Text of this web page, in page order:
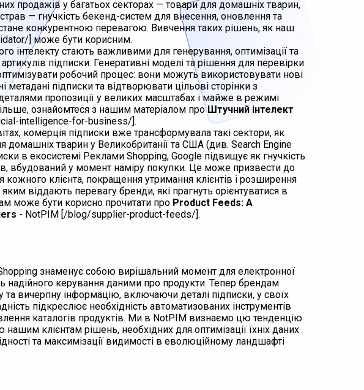
продажів у багатьох секторах — товари для домашніх тварин,
страв — гнучкість бекенд-систем для внесення, оновлення та
конкурентною перевагою. Вивчення таких рішень, як наш
] може бути корисним.
інтелекту стають важливими для генерування, оптимізації та
підписки. Генеративні моделі та рішення для перевірки
робочий процес: вони можуть використовувати нові
метадані підписки та відтворювати цільові сторінки з
пропозиції у великих масштабах і майже в режимі
ознайомтеся з нашим матеріалом проШтучний інтелект
intelligence-for-business/].
комерція підписки вже трансформувала такі сектори, як
домашніх тварин у Великобританії та США (див. Search Engine
в екосистемі Реклами Shopping, Google підвищує як гнучкість
вбудований у момент наміру покупки. Це може призвести до
кожного клієнта, покращення утримання клієнтів і розширення
віддають перевагу бренди, які прагнуть орієнтуватися в
може бути корисно прочитати про Product Feeds: A
- NotPIM [/blog/supplier-product-feeds/].
знаменує собою вирішальний момент для електронної
надійного керування даними про продукти. Тепер брендам
та вичерпну інформацію, включаючи деталі підписки, у своїх
підкреслює необхідність автоматизованих інструментів
каталогів продуктів. Ми в NotPIM визнаємо цю тенденцію
клієнтам рішень, необхідних для оптимізації їхніх даних
та максимізації видимості в еволюційному ландшафті